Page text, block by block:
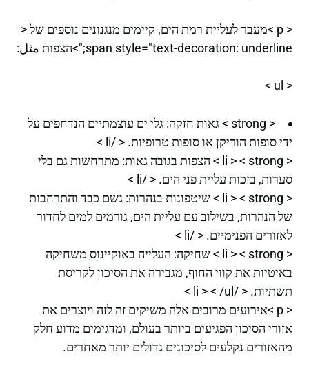
< p >מעבר לעליית רמת הים, קיימים מנגנונים נוספים של <
span style="text-decoration: underline;">הצפות مثل:
< ul >
< strong > גאות חזקה: גלי ים עוצמתיים הנדחפים על
ידי סופות הוריקן או סופות טרופיות. < /li >
< li > < strong > הצפות בגובה גאות: מתרחשות גם בלי
סערות, בזכות עליית פני הים. < /li >
< li > < strong > שיטפונות בנהרות: גשם כבד והתרחבות
של הנהרות, בשילוב עם עליית הים, גורמים למים לחדור
לאזורים הפנימיים. < /li >
< li > < strong > שחיקה: העלייה באוקיינוס משחיקה
באיטיות את קווי החוף, מגבירה את הסיכון לקריסת
תשתיות. < /li > < /ul >
< p >אירועים מרובים אלה משיקים זה לזה ויוצרים את
אזורי הסיכון הפגיעים ביותר בעולם, ומדגימים מדוע חלק
מהאזורים נקלעים לסיכונים גדולים יותר מאחרים.